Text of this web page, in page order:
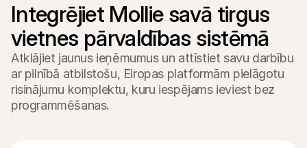
Bar Weinig 2023. gada 4.
Happy's Corner Reģistrācijā 2023. gada 5.
Lasīt
Apmaksāts
Integrējiet Mollie savā tirgus
vietnes pārvaldības sistēmā
Atklājiet jaunus ieņēmumus un attīstiet savu darbību
ar pilnībā atbilstošu, Eiropas platformām pielāgotu
risinājumu komplektu, kuru iespējams ieviest bez
programmēšanas.